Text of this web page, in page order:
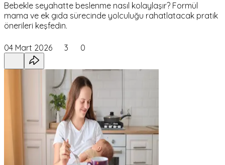
Bebekle seyahatte beslenme nasıl kolaylaşır? Formül
mama ve ek gıda sürecinde yolculuğu rahatlatacak pratik
önerileri keşfedin.
04 Mart 2026 3 0